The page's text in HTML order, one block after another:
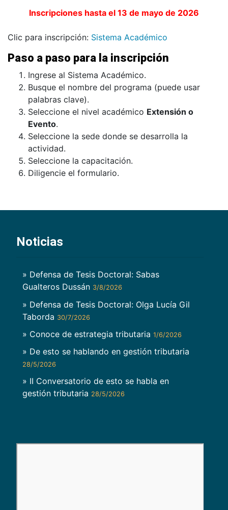
Inscripciones hasta el 13 de mayo de 2026
Clic para inscripción: Sistema Académico
Paso a paso para la inscripción
Ingrese al Sistema Académico.
Busque el nombre del programa (puede usar
palabras clave).
Seleccione el nivel académico Extensión o
Evento.
Seleccione la sede donde se desarrolla la
actividad.
Seleccione la capacitación.
Diligencie el formulario.
Noticias
» Defensa de Tesis Doctoral: Sabas
Gualteros Dussán 3/8/2026
» Defensa de Tesis Doctoral: Olga Lucía Gil
Taborda 30/7/2026
» Conoce de estrategia tributaria 1/6/2026
» De esto se hablando en gestión tributaria
28/5/2026
» II Conversatorio de esto se habla en
gestión tributaria 28/5/2026